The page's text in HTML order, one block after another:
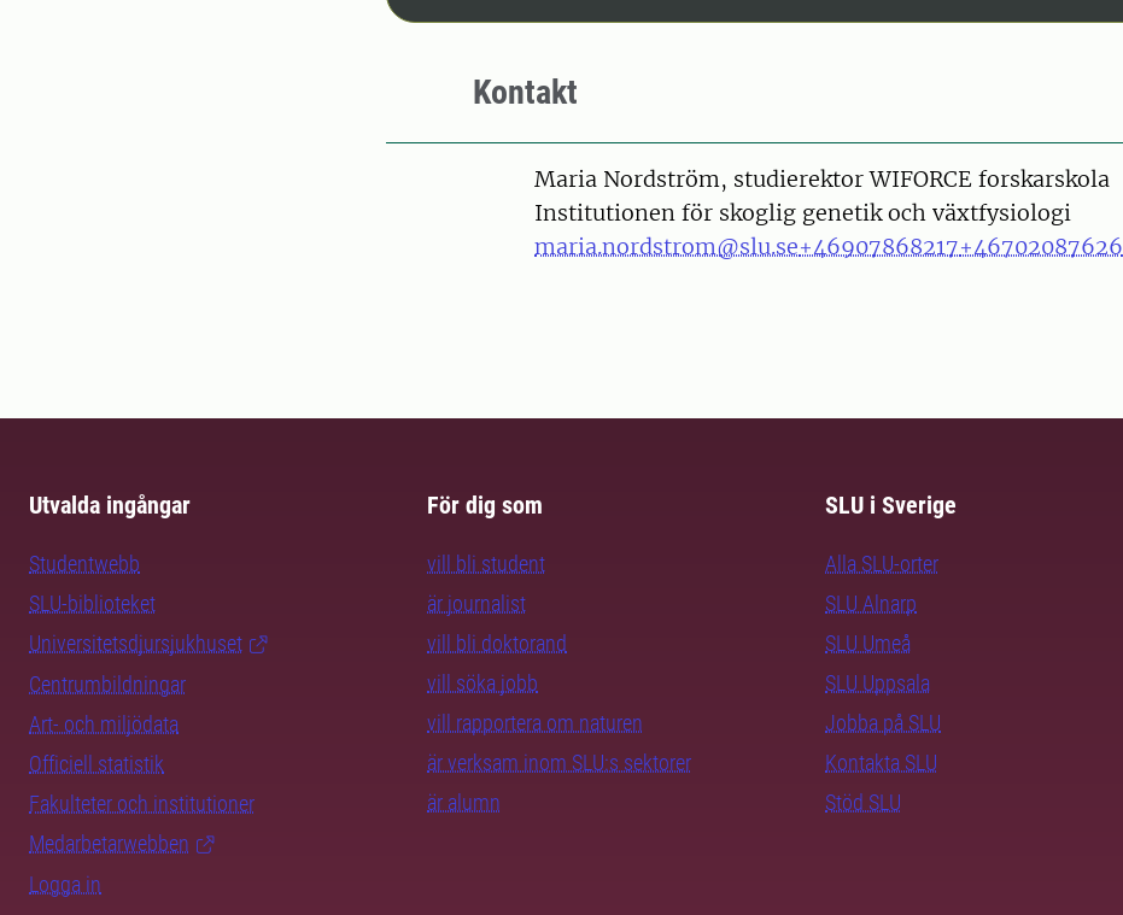
Kontakt
PersonMaria Nordström, studierektor WIFORCE forskarskola
Institutionen för skoglig genetik och växtfysiologi
maria.nordstrom@slu.se+46907868217+46702087626
Utvalda ingångar
Studentwebb
SLU-biblioteket
Universitetsdjursjukhuset
Centrumbildningar
Art- och miljödata
Officiell statistik
Fakulteter och institutioner
Medarbetarwebben
Logga in
För dig som
vill bli student
är journalist
vill bli doktorand
vill söka jobb
vill rapportera om naturen
är verksam inom SLU:s sektorer
är alumn
SLU i Sverige
Alla SLU-orter
SLU Alnarp
SLU Umeå
SLU Uppsala
Jobba på SLU
Kontakta SLU
Stöd SLU